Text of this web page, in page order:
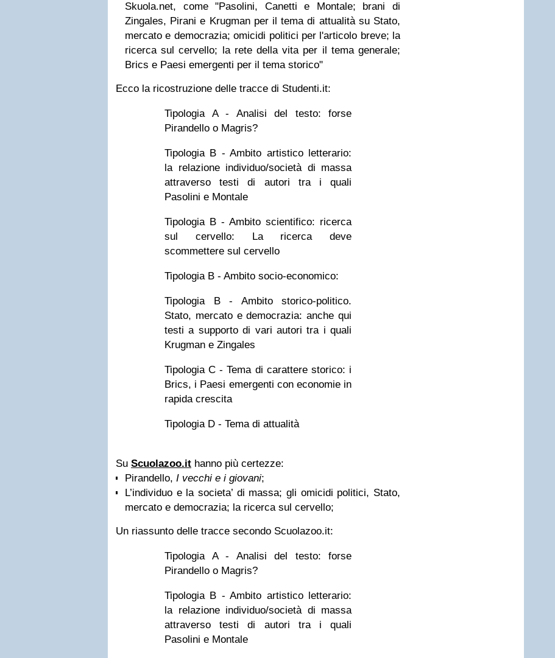
Skuola.net, come "Pasolini, Canetti e Montale; brani di
Zingales, Pirani e Krugman per il tema di attualità su Stato,
mercato e democrazia; omicidi politici per l'articolo breve; la
ricerca sul cervello; la rete della vita per il tema generale;
Brics e Paesi emergenti per il tema storico"
Ecco la ricostruzione delle tracce di Studenti.it:
Tipologia A - Analisi del testo: forse
Pirandello o Magris?
Tipologia B - Ambito artistico letterario:
la relazione individuo/società di massa
attraverso testi di autori tra i quali
Pasolini e Montale
Tipologia B - Ambito scientifico: ricerca
sul cervello: La ricerca deve
scommettere sul cervello
Tipologia B - Ambito socio-economico:
Tipologia B - Ambito storico-politico.
Stato, mercato e democrazia: anche qui
testi a supporto di vari autori tra i quali
Krugman e Zingales
Tipologia C - Tema di carattere storico: i
Brics, i Paesi emergenti con economie in
rapida crescita
Tipologia D - Tema di attualità
Su Scuolazoo.it hanno più certezze:
Pirandello, I vecchi e i giovani;
L’individuo e la societa’ di massa; gli omicidi politici, Stato,
mercato e democrazia; la ricerca sul cervello;
Un riassunto delle tracce secondo Scuolazoo.it:
Tipologia A - Analisi del testo: forse
Pirandello o Magris?
Tipologia B - Ambito artistico letterario:
la relazione individuo/società di massa
attraverso testi di autori tra i quali
Pasolini e Montale